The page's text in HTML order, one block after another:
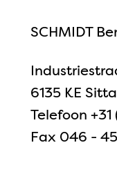
SCHMIDT
6135 KE
Telefoon
Fax 046 -